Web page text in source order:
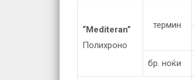
“Mediteran”
Полихроно
термин
бр. ноќи